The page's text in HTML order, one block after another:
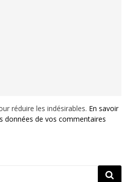
réduire les indésirables. En savoir
données de vos commentaires